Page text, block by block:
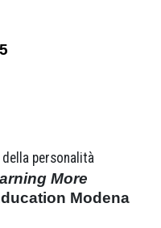
personalità
More
Modena